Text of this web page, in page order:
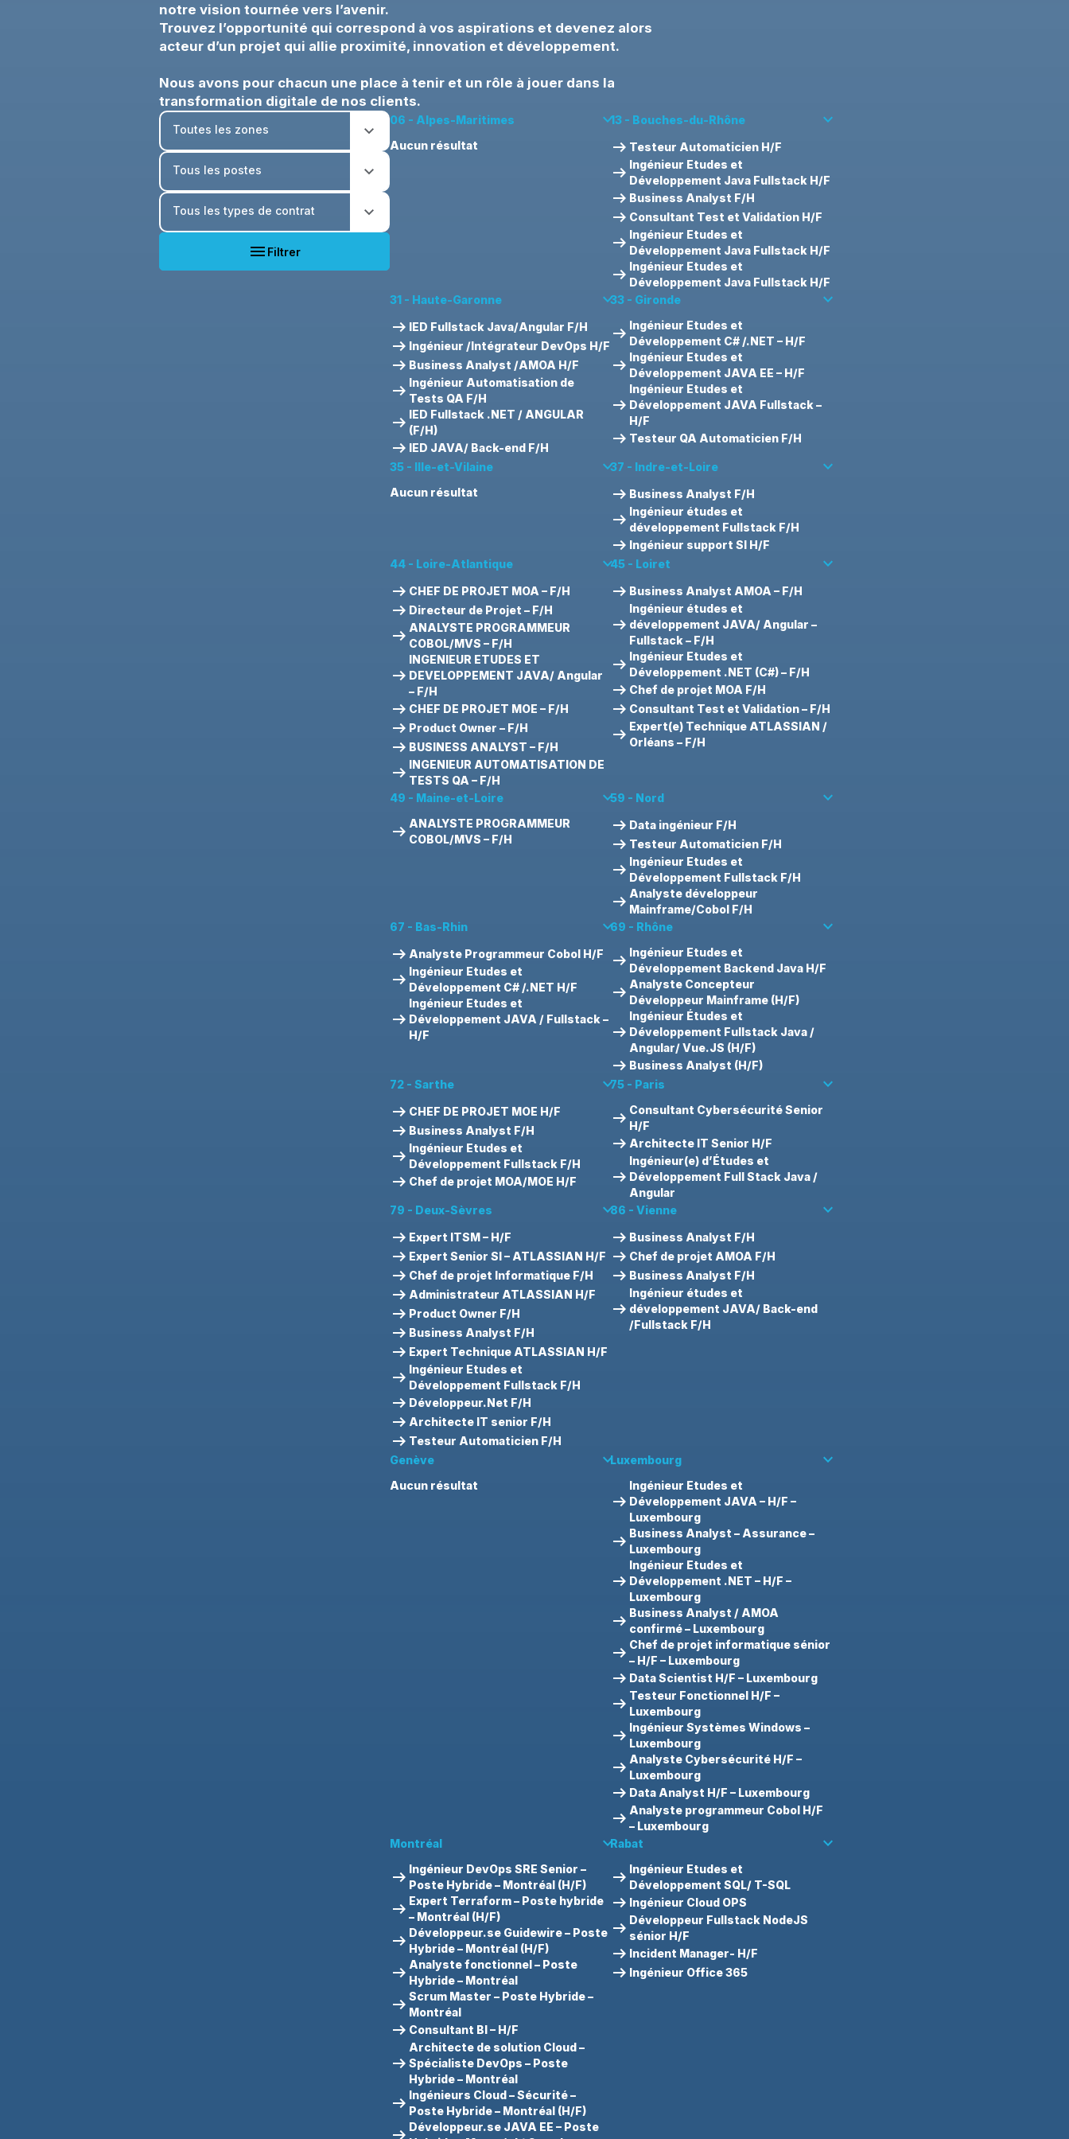
notre vision tournée vers l’avenir.
Trouvez l’opportunité qui correspond à vos aspirations et devenez alors
acteur d’un projet qui allie proximité, innovation et développement.
Nous avons pour chacun une place à tenir et un rôle à jouer dans la
transformation digitale de nos clients.
menu Filtrer
06 - Alpes-Maritimes keyboard_arrow_down
Aucun résultat
13 - Bouches-du-Rhône
keyboard_arrow_down
arrow_right_alt Testeur Automaticien H/F
arrow_right_alt Ingénieur Etudes et
Développement Java Fullstack H/F
arrow_right_alt Business Analyst F/H
arrow_right_alt Consultant Test et Validation H/F
arrow_right_alt Ingénieur Etudes et
Développement Java Fullstack H/F
arrow_right_alt Ingénieur Etudes et
Développement Java Fullstack H/F
31 - Haute-Garonne
keyboard_arrow_down
arrow_right_alt IED Fullstack Java/Angular F/H
arrow_right_alt Ingénieur /Intégrateur DevOps H/F
arrow_right_alt Business Analyst /AMOA H/F
arrow_right_alt Ingénieur Automatisation de
Tests QA F/H
arrow_right_alt IED Fullstack .NET / ANGULAR
(F/H)
arrow_right_alt IED JAVA/ Back-end F/H
33 - Gironde
keyboard_arrow_down
arrow_right_alt Ingénieur Etudes et
Développement C# /.NET – H/F
arrow_right_alt Ingénieur Etudes et
Développement JAVA EE – H/F
arrow_right_alt
Ingénieur Etudes et
Développement JAVA Fullstack –
H/F
arrow_right_alt Testeur QA Automaticien F/H
35 - Ille-et-Vilaine keyboard_arrow_down
Aucun résultat
37 - Indre-et-Loire
keyboard_arrow_down
arrow_right_alt Business Analyst F/H
arrow_right_alt Ingénieur études et
développement Fullstack F/H
arrow_right_alt Ingénieur support SI H/F
44 - Loire-Atlantique
keyboard_arrow_down
arrow_right_alt CHEF DE PROJET MOA – F/H
arrow_right_alt Directeur de Projet – F/H
arrow_right_alt ANALYSTE PROGRAMMEUR
COBOL/MVS – F/H
arrow_right_alt
INGENIEUR ETUDES ET
DEVELOPPEMENT JAVA/ Angular
– F/H
arrow_right_alt CHEF DE PROJET MOE – F/H
arrow_right_alt Product Owner – F/H
arrow_right_alt BUSINESS ANALYST – F/H
arrow_right_alt INGENIEUR AUTOMATISATION DE
TESTS QA – F/H
45 - Loiret
keyboard_arrow_down
arrow_right_alt Business Analyst AMOA – F/H
arrow_right_alt
Ingénieur études et
développement JAVA/ Angular –
Fullstack – F/H
arrow_right_alt Ingénieur Etudes et
Développement .NET (C#) – F/H
arrow_right_alt Chef de projet MOA F/H
arrow_right_alt Consultant Test et Validation – F/H
arrow_right_alt Expert(e) Technique ATLASSIAN /
Orléans – F/H
49 - Maine-et-Loire
keyboard_arrow_down
arrow_right_alt ANALYSTE PROGRAMMEUR
COBOL/MVS – F/H
59 - Nord
keyboard_arrow_down
arrow_right_alt Data ingénieur F/H
arrow_right_alt Testeur Automaticien F/H
arrow_right_alt Ingénieur Etudes et
Développement Fullstack F/H
arrow_right_alt Analyste développeur
Mainframe/Cobol F/H
67 - Bas-Rhin
keyboard_arrow_down
arrow_right_alt Analyste Programmeur Cobol H/F
arrow_right_alt Ingénieur Etudes et
Développement C# /.NET H/F
arrow_right_alt
Ingénieur Etudes et
Développement JAVA / Fullstack –
H/F
69 - Rhône
keyboard_arrow_down
arrow_right_alt Ingénieur Etudes et
Développement Backend Java H/F
arrow_right_alt Analyste Concepteur
Développeur Mainframe (H/F)
arrow_right_alt
Ingénieur Études et
Développement Fullstack Java /
Angular/ Vue.JS (H/F)
arrow_right_alt Business Analyst (H/F)
72 - Sarthe
keyboard_arrow_down
arrow_right_alt CHEF DE PROJET MOE H/F
arrow_right_alt Business Analyst F/H
arrow_right_alt Ingénieur Etudes et
Développement Fullstack F/H
arrow_right_alt Chef de projet MOA/MOE H/F
75 - Paris
keyboard_arrow_down
arrow_right_alt Consultant Cybersécurité Senior
H/F
arrow_right_alt Architecte IT Senior H/F
arrow_right_alt
Ingénieur(e) d’Études et
Développement Full Stack Java /
Angular
79 - Deux-Sèvres
keyboard_arrow_down
arrow_right_alt Expert ITSM – H/F
arrow_right_alt Expert Senior SI – ATLASSIAN H/F
arrow_right_alt Chef de projet Informatique F/H
arrow_right_alt Administrateur ATLASSIAN H/F
arrow_right_alt Product Owner F/H
arrow_right_alt Business Analyst F/H
arrow_right_alt Expert Technique ATLASSIAN H/F
arrow_right_alt Ingénieur Etudes et
Développement Fullstack F/H
arrow_right_alt Développeur.Net F/H
arrow_right_alt Architecte IT senior F/H
arrow_right_alt Testeur Automaticien F/H
86 - Vienne
keyboard_arrow_down
arrow_right_alt Business Analyst F/H
arrow_right_alt Chef de projet AMOA F/H
arrow_right_alt Business Analyst F/H
arrow_right_alt
Ingénieur études et
développement JAVA/ Back-end
/Fullstack F/H
Genève keyboard_arrow_down
Aucun résultat
Luxembourg
keyboard_arrow_down
arrow_right_alt
Ingénieur Etudes et
Développement JAVA – H/F –
Luxembourg
arrow_right_alt Business Analyst – Assurance –
Luxembourg
arrow_right_alt
Ingénieur Etudes et
Développement .NET – H/F –
Luxembourg
arrow_right_alt Business Analyst / AMOA
confirmé – Luxembourg
arrow_right_alt Chef de projet informatique sénior
– H/F – Luxembourg
arrow_right_alt Data Scientist H/F – Luxembourg
arrow_right_alt Testeur Fonctionnel H/F –
Luxembourg
arrow_right_alt Ingénieur Systèmes Windows –
Luxembourg
arrow_right_alt Analyste Cybersécurité H/F –
Luxembourg
arrow_right_alt Data Analyst H/F – Luxembourg
arrow_right_alt Analyste programmeur Cobol H/F
– Luxembourg
Montréal
keyboard_arrow_down
arrow_right_alt Ingénieur DevOps SRE Senior –
Poste Hybride – Montréal (H/F)
arrow_right_alt Expert Terraform – Poste hybride
– Montréal (H/F)
arrow_right_alt Développeur.se Guidewire – Poste
Hybride – Montréal (H/F)
arrow_right_alt Analyste fonctionnel – Poste
Hybride – Montréal
arrow_right_alt Scrum Master – Poste Hybride –
Montréal
arrow_right_alt Consultant BI – H/F
arrow_right_alt
Architecte de solution Cloud –
Spécialiste DevOps – Poste
Hybride – Montréal
arrow_right_alt Ingénieurs Cloud – Sécurité –
Poste Hybride – Montréal (H/F)
Développeur.se JAVA EE – Poste
Rabat
keyboard_arrow_down
arrow_right_alt Ingénieur Etudes et
Développement SQL/ T-SQL
arrow_right_alt Ingénieur Cloud OPS
arrow_right_alt Développeur Fullstack NodeJS
sénior H/F
arrow_right_alt Incident Manager- H/F
arrow_right_alt Ingénieur Office 365